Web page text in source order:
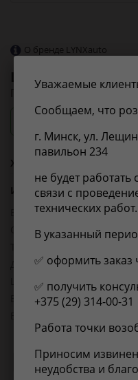
О бренде LYNXauto
LYNXauto
Привод в сборе L (Z
Из справочника ABCP
EAN-13:
Объем упаковки, л:
Длина, мм:
Ширина, мм:
Высота, мм:
Применимость
Уважаемые
Сообщаем, что
г. Минск, ул.
павильон 234
не будет работать
связи с
технических работ.
В указанный
✅ оформить заказ
✅ получить
+375 (29) 314-00-31
Работа точки
Приносим
неудобства и